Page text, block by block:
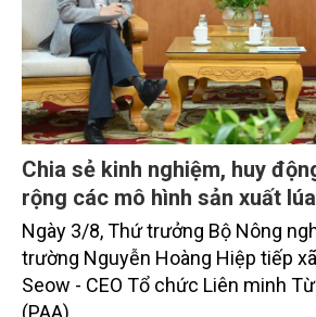
Chia sẻ kinh nghiệm, huy
rộng các mô hình sản xuất
Ngày 3/8, Thứ trưởng Bộ Nông
trường Nguyễn Hoàng Hiệp tiếp xã